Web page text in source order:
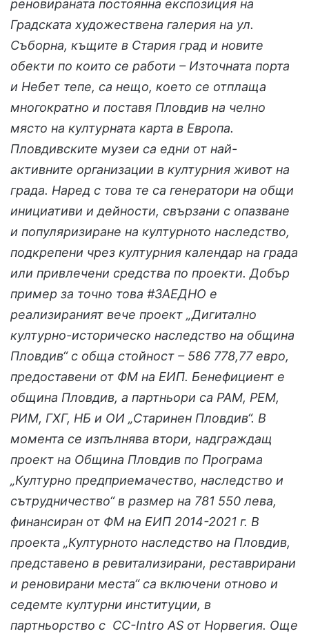
реновираната постоянна експозиция на
Градската художествена галерия на ул.
Съборна, къщите в Стария град и новите
обекти по които се работи – Източната порта
и Небет тепе, са нещо, което се отплаща
многократно и поставя Пловдив на челно
място на културната карта в Европа.
Пловдивските музеи са едни от най-
активните организации в културния живот на
града. Наред с това те са генератори на общи
инициативи и дейности, свързани с опазване
и популяризиране на културното наследство,
подкрепени чрез културния календар на града
или привлечени средства по проекти. Добър
пример за точно това #ЗАЕДНО е
реализираният вече проект „Дигитално
културно-историческо наследство на община
Пловдив“ с обща стойност – 586 778,77 евро,
предоставени от ФМ на ЕИП. Бенефициент е
община Пловдив, а партньори са РАМ, РЕМ,
РИМ, ГХГ, НБ и ОИ „Старинен Пловдив“. В
момента се изпълнява втори, надграждащ
проект на Община Пловдив по Програма
„Културно предприемачество, наследство и
сътрудничество“ в размер на 781 550 лева,
финансиран от ФМ на ЕИП 2014-2021 г. В
проекта „Културното наследство на Пловдив,
представено в ревитализирани, реставрирани
и реновирани места“ са включени отново и
седемте културни институции, в
партньорство с CC-Intro AS от Норвегия. Още